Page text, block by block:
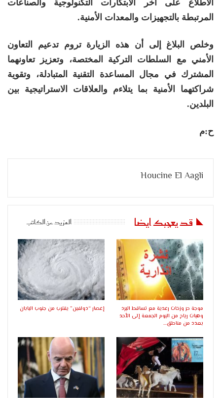
الاطلاع على آخر الابتكارات التكنولوجية والصناعات
المرتبطة بالتجهيزات والمعدات الأمنية.
وخلص البلاغ إلى أن هذه الزيارة تروم تدعيم التعاون
الأمني مع السلطات التركية المختصة، وتعزيز تعاونهما
المشترك في مجال المساعدة التقنية المتبادلة، وتقوية
شراكتهما الأمنية بما يتلاءم والعلاقات الاستراتيجية بين
البلدين.
ح:م
Houcine El Aagli
قد يعجبك ايضا المزيد عن الكاتب
موجة حر وزخات رعدية مع تساقط البرد
وهبات رياح من اليوم الجمعة إلى الأحد
بعدد من مناطق…
إعصار “دولفين” يقترب من جنوب اليابان